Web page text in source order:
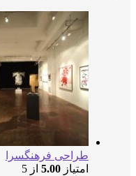
طراحی فرهنگسرا
5.00از 5